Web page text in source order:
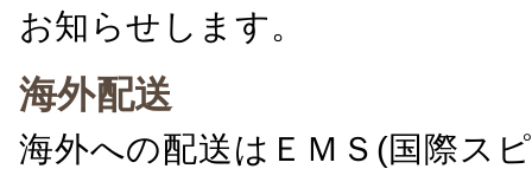
お知らせします。
海外配送
海外への配送はＥＭＳ(国際ス